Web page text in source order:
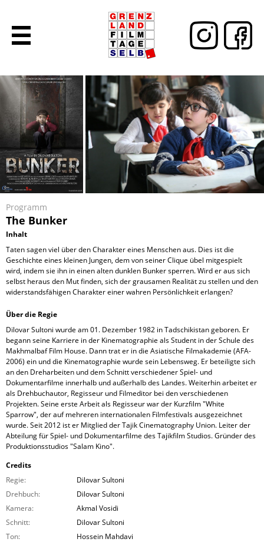
Programm
The Bunker
Inhalt
Taten sagen viel über den Charakter eines Menschen aus. Dies ist die
Geschichte eines kleinen Jungen, dem von seiner Clique übel mitgespielt
wird, indem sie ihn in einen alten dunklen Bunker sperren. Wird er aus sich
selbst heraus den Mut finden, sich der grausamen Realität zu stellen und den
widerstandsfähigen Charakter einer wahren Persönlichkeit erlangen?
Über die Regie
Dilovar Sultoni wurde am 01. Dezember 1982 in Tadschikistan geboren. Er
begann seine Karriere in der Kinematographie als Student in der Schule des
Makhmalbaf Film House. Dann trat er in die Asiatische Filmakademie (AFA-
2006) ein und die Kinematographie wurde sein Lebensweg. Er beteiligte sich
an den Dreharbeiten und dem Schnitt verschiedener Spiel- und
Dokumentarfilme innerhalb und außerhalb des Landes. Weiterhin arbeitet er
als Drehbuchautor, Regisseur und Filmeditor bei den verschiedenen
Projekten. Seine erste Arbeit als Regisseur war der Kurzfilm "White
Sparrow", der auf mehreren internationalen Filmfestivals ausgezeichnet
wurde. Seit 2012 ist er Mitglied der Tajik Cinematography Union. Leiter der
Abteilung für Spiel- und Dokumentarfilme des Tajikfilm Studios. Gründer des
Produktionsstudios "Salam Kino".
Credits
Regie:
Dilovar Sultoni
Drehbuch:
Dilovar Sultoni
Kamera:
Akmal Vosidi
Schnitt:
Dilovar Sultoni
Ton:
Hossein Mahdavi